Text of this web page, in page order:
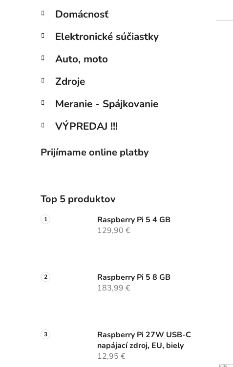
Domácnosť
Elektronické súčiastky
Auto, moto
Zdroje
Meranie - Spájkovanie
VÝPREDAJ !!!
Prijímame online platby
Top 5 produktov
Raspberry Pi 5 4 GB
129,90 €
Raspberry Pi 5 8 GB
183,99 €
Raspberry Pi 27W USB-C
napájací zdroj, EU, biely
12,95 €